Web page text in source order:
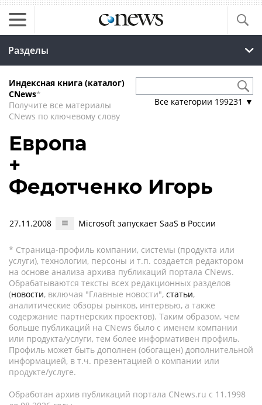
Разделы
Индексная книга (каталог)
CNews*
Получите все материалы
CNews по ключевому слову
Все категории 199231 ▼
Европа
+
Федотченко Игорь
27.11.2008 Microsoft запускает SaaS в России
* Страница-профиль компании, системы (продукта или
услуги), технологии, персоны и т.п. создается редактором
на основе анализа архива публикаций портала CNews.
Обрабатываются тексты всех редакционных разделов
(новости, включая "Главные новости", статьи,
аналитические обзоры рынков, интервью, а также
содержание партнёрских проектов). Таким образом, чем
больше публикаций на CNews было с именем компании
или продукта/услуги, тем более информативен профиль.
Профиль может быть дополнен (обогащен) дополнительной
информацией, в т.ч. презентацией о компании или
продукте/услуге.
Обработан архив публикаций портала CNews.ru c 11.1998